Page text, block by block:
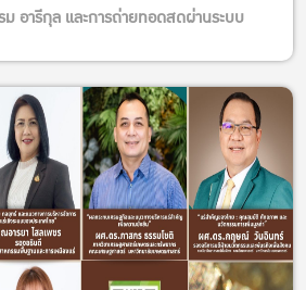
อารีกุล และการถ่ายทอดสดผ่านระบบ
หวตผลงานที่ชื่นชอบ ผลงานไหนเปล่งประ
ล Share&Shine ไปเลยยยย
ใต้โปสเตอร์ผลงานที่ชื่นชอบ (การกดทุกรูป
กัน)
ดยตั้งค่าให้เป็นสาธารณะ (นับเป็น 1 คะแนน)